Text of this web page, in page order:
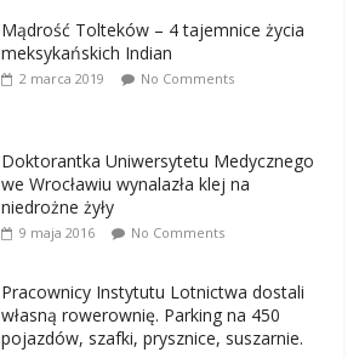
Mądrość Tolteków – 4 tajemnice życia
meksykańskich Indian
2 marca 2019 No Comments
Doktorantka Uniwersytetu Medycznego
we Wrocławiu wynalazła klej na
niedrożne żyły
9 maja 2016 No Comments
Pracownicy Instytutu Lotnictwa dostali
własną rowerownię. Parking na 450
pojazdów, szafki, prysznice, suszarnie.